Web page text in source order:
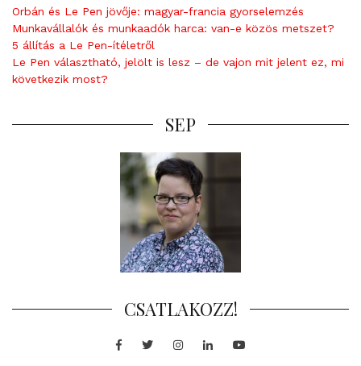
Orbán és Le Pen jövője: magyar-francia gyorselemzés
Munkavállalók és munkaadók harca: van-e közös metszet?
5 állítás a Le Pen-ítéletről
Le Pen választható, jelölt is lesz – de vajon mit jelent ez, mi
következik most?
SEP
CSATLAKOZZ!
Facebook
TwitterInstagram
LinkedInYoutube